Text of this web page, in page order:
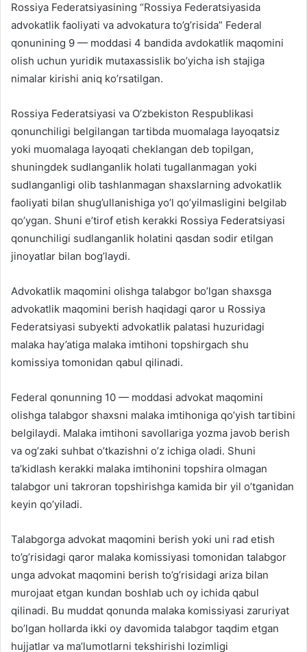
Rossiya Federatsiyasining “Rossiya Federatsiyasida
advokatlik faoliyati va advokatura to’g’risida” Federal
qonunining 9 — moddasi 4 bandida avdokatlik maqomini
olish uchun yuridik mutaxassislik bo’yicha ish stajiga
nimalar kirishi aniq ko’rsatilgan.
Rossiya Federatsiyasi va O’zbekiston Respublikasi
qonunchiligi belgilangan tartibda muomalaga layoqatsiz
yoki muomalaga layoqati cheklangan deb topilgan,
shuningdek sudlanganlik holati tugallanmagan yoki
sudlanganligi olib tashlanmagan shaxslarning advokatlik
faoliyati bilan shug’ullanishiga yo’l qo’yilmasligini belgilab
qo’ygan. Shuni e’tirof etish kerakki Rossiya Federatsiyasi
qonunchiligi sudlanganlik holatini qasdan sodir etilgan
jinoyatlar bilan bog’laydi.
Advokatlik maqomini olishga talabgor bo’lgan shaxsga
advokatlik maqomini berish haqidagi qaror u Rossiya
Federatsiyasi subyekti advokatlik palatasi huzuridagi
malaka hay’atiga malaka imtihoni topshirgach shu
komissiya tomonidan qabul qilinadi.
Federal qonunning 10 — moddasi advokat maqomini
olishga talabgor shaxsni malaka imtihoniga qo’yish tartibini
belgilaydi. Malaka imtihoni savollariga yozma javob berish
va og’zaki suhbat o’tkazishni o’z ichiga oladi. Shuni
ta’kidlash kerakki malaka imtihonini topshira olmagan
talabgor uni takroran topshirishga kamida bir yil o’tganidan
keyin qo’yiladi.
Talabgorga advokat maqomini berish yoki uni rad etish
to’g’risidagi qaror malaka komissiyasi tomonidan talabgor
unga advokat maqomini berish to’g’risidagi ariza bilan
murojaat etgan kundan boshlab uch oy ichida qabul
qilinadi. Bu muddat qonunda malaka komissiyasi zaruriyat
bo’lgan hollarda ikki oy davomida talabgor taqdim etgan
hujjatlar va ma’lumotlarni tekshirishi lozimligi